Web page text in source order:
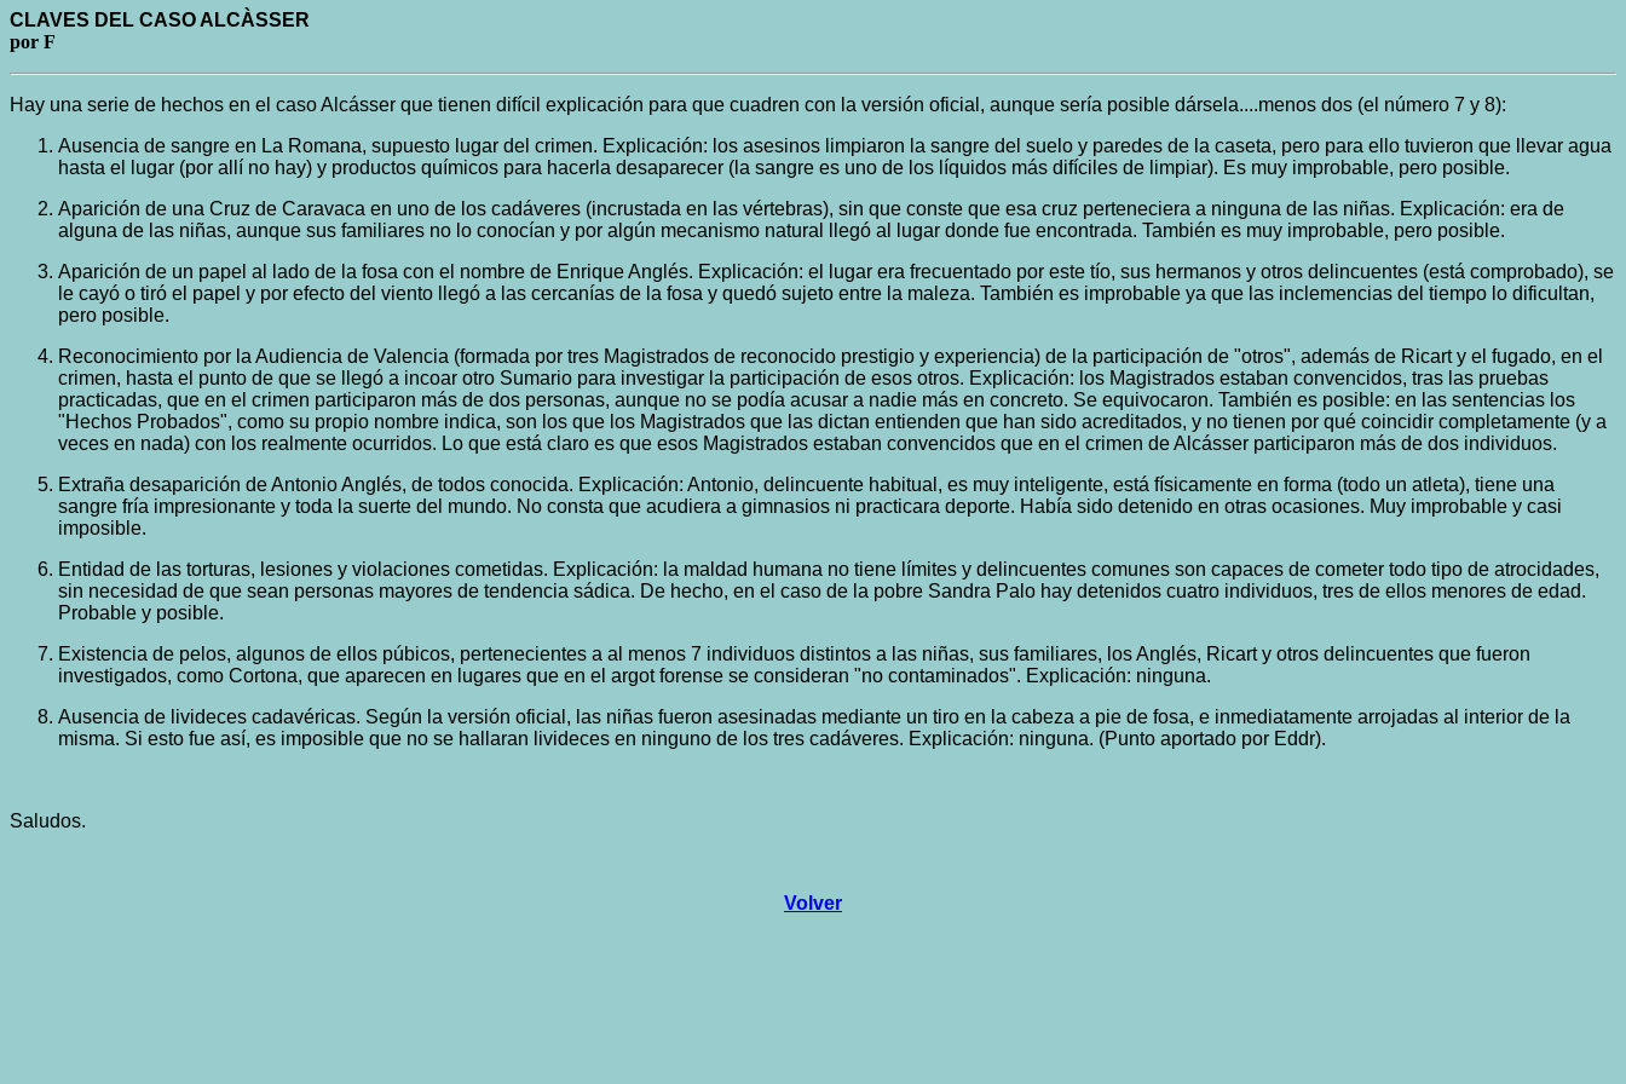
CLAVES DEL CASO ALCÀSSER
por F
Hay una serie de hechos en el caso Alcásser que tienen difícil explicación para que cuadren con la versión oficial, aunque sería posible dársela....menos dos (el número 7 y 8):
Ausencia de sangre en La Romana, supuesto lugar del crimen. Explicación: los asesinos limpiaron la sangre del suelo y paredes de la caseta, pero para ello tuvieron que llevar agua
hasta el lugar (por allí no hay) y productos químicos para hacerla desaparecer (la sangre es uno de los líquidos más difíciles de limpiar). Es muy improbable, pero posible.
Aparición de una Cruz de Caravaca en uno de los cadáveres (incrustada en las vértebras), sin que conste que esa cruz perteneciera a ninguna de las niñas. Explicación: era de
alguna de las niñas, aunque sus familiares no lo conocían y por algún mecanismo natural llegó al lugar donde fue encontrada. También es muy improbable, pero posible.
Aparición de un papel al lado de la fosa con el nombre de Enrique Anglés. Explicación: el lugar era frecuentado por este tío, sus hermanos y otros delincuentes (está comprobado), se
le cayó o tiró el papel y por efecto del viento llegó a las cercanías de la fosa y quedó sujeto entre la maleza. También es improbable ya que las inclemencias del tiempo lo dificultan,
pero posible.
Reconocimiento por la Audiencia de Valencia (formada por tres Magistrados de reconocido prestigio y experiencia) de la participación de "otros", además de Ricart y el fugado, en el
crimen, hasta el punto de que se llegó a incoar otro Sumario para investigar la participación de esos otros. Explicación: los Magistrados estaban convencidos, tras las pruebas
practicadas, que en el crimen participaron más de dos personas, aunque no se podía acusar a nadie más en concreto. Se equivocaron. También es posible: en las sentencias los
"Hechos Probados", como su propio nombre indica, son los que los Magistrados que las dictan entienden que han sido acreditados, y no tienen por qué coincidir completamente (y a
veces en nada) con los realmente ocurridos. Lo que está claro es que esos Magistrados estaban convencidos que en el crimen de Alcásser participaron más de dos individuos.
Extraña desaparición de Antonio Anglés, de todos conocida. Explicación: Antonio, delincuente habitual, es muy inteligente, está físicamente en forma (todo un atleta), tiene una
sangre fría impresionante y toda la suerte del mundo. No consta que acudiera a gimnasios ni practicara deporte. Había sido detenido en otras ocasiones. Muy improbable y casi
imposible.
Entidad de las torturas, lesiones y violaciones cometidas. Explicación: la maldad humana no tiene límites y delincuentes comunes son capaces de cometer todo tipo de atrocidades,
sin necesidad de que sean personas mayores de tendencia sádica. De hecho, en el caso de la pobre Sandra Palo hay detenidos cuatro individuos, tres de ellos menores de edad.
Probable y posible.
Existencia de pelos, algunos de ellos púbicos, pertenecientes a al menos 7 individuos distintos a las niñas, sus familiares, los Anglés, Ricart y otros delincuentes que fueron
investigados, como Cortona, que aparecen en lugares que en el argot forense se consideran "no contaminados". Explicación: ninguna.
Ausencia de livideces cadavéricas. Según la versión oficial, las niñas fueron asesinadas mediante un tiro en la cabeza a pie de fosa, e inmediatamente arrojadas al interior de la
misma. Si esto fue así, es imposible que no se hallaran livideces en ninguno de los tres cadáveres. Explicación: ninguna. (Punto aportado por Eddr).
Saludos.
Volver